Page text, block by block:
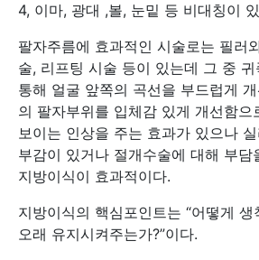
4, 이마, 광대 ,볼, 눈밑 등 비대칭이
팔자주름에 효과적인 시술로는 필러
술, 리프팅 시술 등이 있는데 그 중
통해 얼굴 앞쪽의 곡선을 부드럽게
의 팔자부위를 입체감 있게 개선함으
보이는 인상을 주는 효과가 있으나
부감이 있거나 절개수술에 대해 부담
지방이식이 효과적이다.
지방이식의 핵심포인트는 “어떻게
오래 유지시켜주는가?”이다.